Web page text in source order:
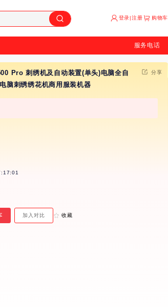
登录|注册 购物车
服务电话
Pro 刺绣机及自动装置(单头)电脑全自
脑刺绣绣花机商用服装机器
分享
加入对比 收藏